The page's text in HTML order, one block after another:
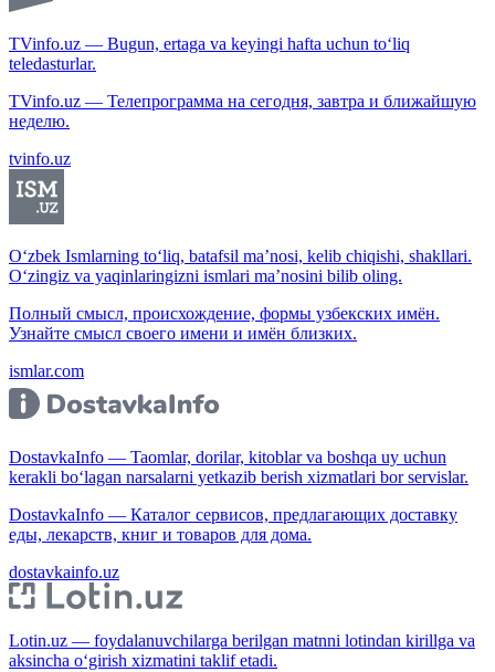
TVinfo.uz — Bugun, ertaga va keyingi hafta uchun to‘liq
teledasturlar.
TVinfo.uz — Телепрограмма на сегодня, завтра и ближайшую
неделю.
tvinfo.uz
O‘zbek Ismlarning to‘liq, batafsil ma’nosi, kelib chiqishi, shakllari.
O‘zingiz va yaqinlaringizni ismlari ma’nosini bilib oling.
Полный смысл, происхождение, формы узбекских имён.
Узнайте смысл своего имени и имён близких.
ismlar.com
DostavkaInfo — Taomlar, dorilar, kitoblar va boshqa uy uchun
kerakli bo‘lagan narsalarni yetkazib berish xizmatlari bor servislar.
DostavkaInfo — Каталог сервисов, предлагающих доставку
еды, лекарств, книг и товаров для дома.
dostavkainfo.uz
Lotin.uz — foydalanuvchilarga berilgan matnni lotindan kirillga va
aksincha o‘girish xizmatini taklif etadi.